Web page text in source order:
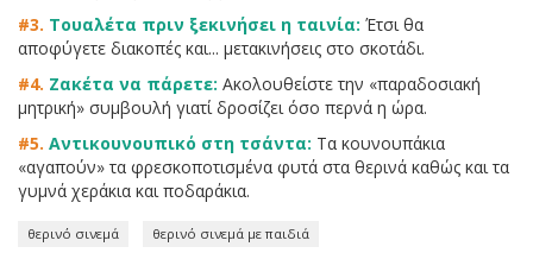
#3. Τουαλέτα πριν ξεκινήσει η ταινία: Έτσι θα
αποφύγετε διακοπές και... μετακινήσεις στο σκοτάδι.
#4. Ζακέτα να πάρετε: Ακολουθείστε την «παραδοσιακή
μητρική» συμβουλή γιατί δροσίζει όσο περνά η ώρα.
#5. Αντικουνουπικό στη τσάντα: Τα κουνουπάκια
«αγαπούν» τα φρεσκοποτισμένα φυτά στα θερινά καθώς και τα
γυμνά χεράκια και ποδαράκια.
θερινό σινεμά θερινό σινεμά με παιδιά